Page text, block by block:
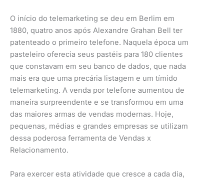
O início do telemarketing se deu em Berlim em
1880, quatro anos após Alexandre Grahan Bell ter
patenteado o primeiro telefone. Naquela época um
pasteleiro oferecia seus pastéis para 180 clientes
que constavam em seu banco de dados, que nada
mais era que uma precária listagem e um tímido
telemarketing. A venda por telefone aumentou de
maneira surpreendente e se transformou em uma
das maiores armas de vendas modernas. Hoje,
pequenas, médias e grandes empresas se utilizam
dessa poderosa ferramenta de Vendas x
Relacionamento.
Para exercer esta atividade que cresce a cada dia,